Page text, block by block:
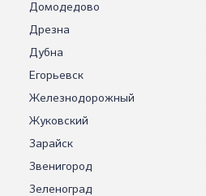
Домодедово
Дрезна
Дубна
Егорьевск
Железнодорожный
Жуковский
Зарайск
Звенигород
Зеленоград